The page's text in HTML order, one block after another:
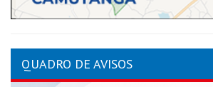
QUADRO DE AVISOS